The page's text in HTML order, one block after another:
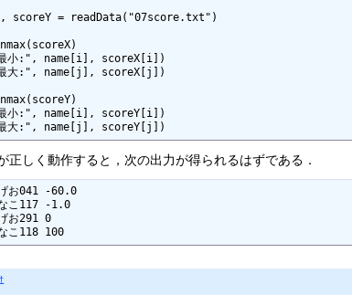
scoreY = readData("07score.txt")
小:", name[i], scoreX[i])
大:", name[j], scoreX[j])
小:", name[i], scoreY[i])
正しく動作すると，次の出力が得られるはずである．
お041 -60.0
こ117 -1.0
お291 0
†